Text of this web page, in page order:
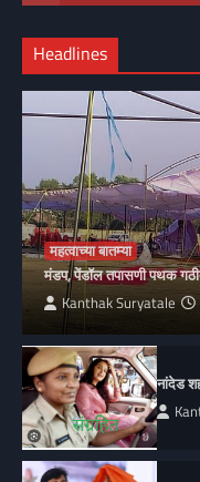
Headlines
महत्वाच्या बातम्या
मंडप, पेंडॉल तपासणी पथक
Kanthak Suryatale
नांदेड